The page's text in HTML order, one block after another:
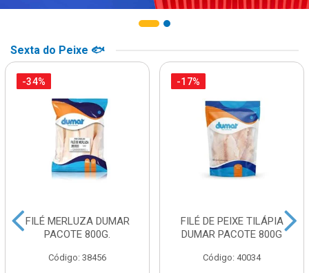
Sexta do Peixe 🐟
-34%
FILÉ MERLUZA DUMAR
PACOTE 800G.
Código: 38456
-17%
FILÉ DE PEIXE TILÁPIA
DUMAR PACOTE 800G
Código: 40034